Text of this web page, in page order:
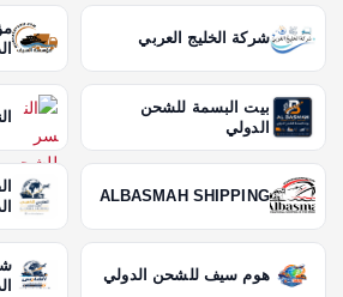
شركة الخليج العربي
بيت البسمة للشحن
الدولي
ALBASMAH SHIPPING
هوم سيف للشحن الدولي